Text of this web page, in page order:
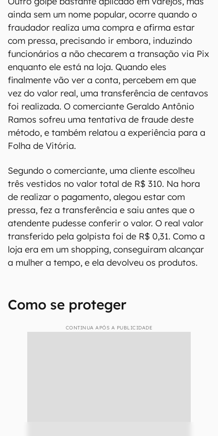
ainda sem um nome popular, ocorre quando o
fraudador realiza uma compra e afirma estar
com pressa, precisando ir embora, induzindo
funcionários a não checarem a transação via Pix
enquanto ele está na loja. Quando eles
finalmente vão ver a conta, percebem em que
vez do valor real, uma transferência de centavos
foi realizada. O comerciante Geraldo Antônio
Ramos sofreu uma tentativa de fraude deste
método, e também relatou a experiência para a
Folha de Vitória.
Segundo o comerciante, uma cliente escolheu
três vestidos no valor total de R$ 310. Na hora
de realizar o pagamento, alegou estar com
pressa, fez a transferência e saiu antes que o
atendente pudesse conferir o valor. O real valor
transferido pela golpista foi de R$ 0,31. Como a
loja era em um shopping, conseguiram alcançar
a mulher a tempo, e ela devolveu os produtos.
Como se proteger
CONTINUA APÓS A PUBLICIDADE